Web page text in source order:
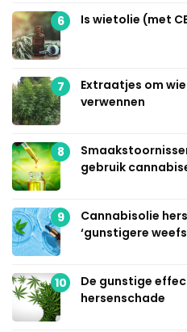
6 Is wietolie (met
7
Extraatjes om
verwennen
8
gebruik
9
Cannabisolie
‘gunstigere
10
De gunstige
hersenschade